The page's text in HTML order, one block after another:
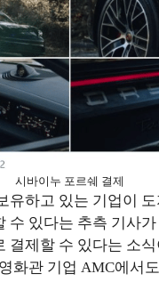
시바이누 포르쉐 결제
유하고 있는 기업이 도
수 있다는 추측 기사
결제할 수 있다는 소
화관 기업 AMC에서